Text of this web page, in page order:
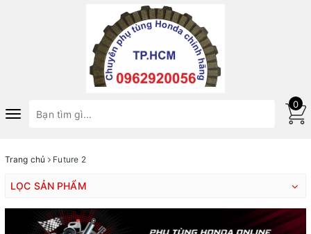
Toggle
0
Trang chủ Future 2
LỌC SẢN PHẨM